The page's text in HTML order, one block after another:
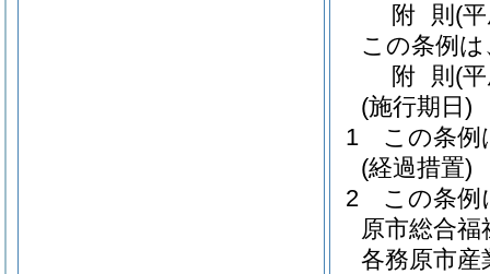
附 則 (
この条例
附 則 (
(施行期日)
1
この条例
(経過措置)
2
この条例
原市総合
各務原市産